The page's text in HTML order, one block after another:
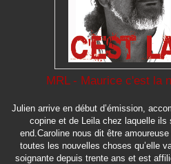
MRL - Maurice c'est la
Julien arrive en début d’émission,
copine et de Leila chez laquelle
end.Caroline nous dit être
toutes les nouvelles choses qu’elle
soignante depuis trente ans et est